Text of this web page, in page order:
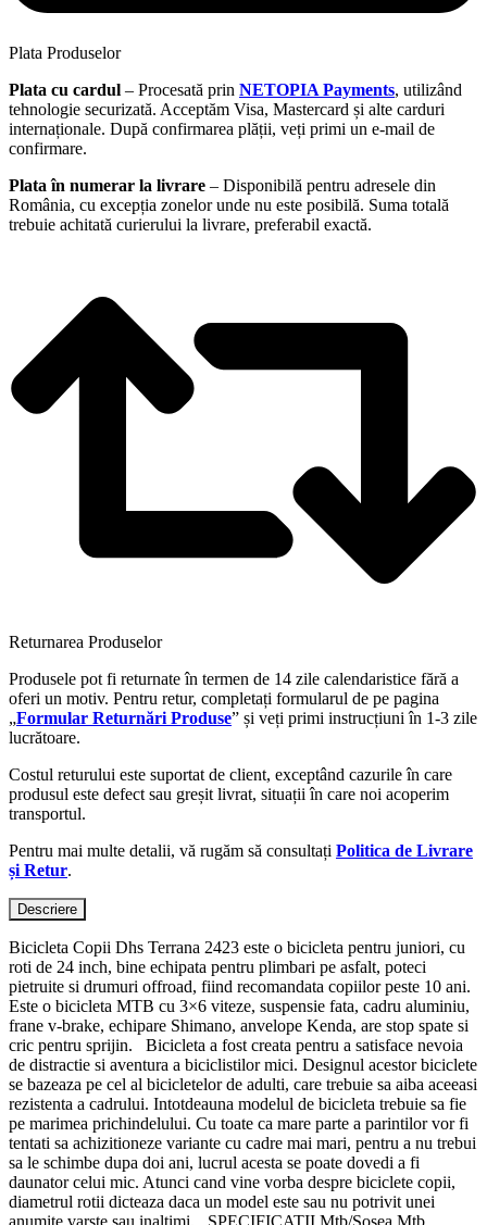
Plata Produselor
Plata cu cardul – Procesată prin NETOPIA Payments, utilizând
tehnologie securizată. Acceptăm Visa, Mastercard și alte carduri
internaționale. După confirmarea plății, veți primi un e-mail de
confirmare.
Plata în numerar la livrare – Disponibilă pentru adresele din
România, cu excepția zonelor unde nu este posibilă. Suma totală
trebuie achitată curierului la livrare, preferabil exactă.
Returnarea Produselor
Produsele pot fi returnate în termen de 14 zile calendaristice fără a
oferi un motiv. Pentru retur, completați formularul de pe pagina
„Formular Returnări Produse” și veți primi instrucțiuni în 1-3 zile
lucrătoare.
Costul returului este suportat de client, exceptând cazurile în care
produsul este defect sau greșit livrat, situații în care noi acoperim
transportul.
Pentru mai multe detalii, vă rugăm să consultați Politica de Livrare
și Retur.
Descriere
Bicicleta Copii Dhs Terrana 2423 este o bicicleta pentru juniori, cu
roti de 24 inch, bine echipata pentru plimbari pe asfalt, poteci
pietruite si drumuri offroad, fiind recomandata copiilor peste 10 ani.
Este o bicicleta MTB cu 3×6 viteze, suspensie fata, cadru aluminiu,
frane v-brake, echipare Shimano, anvelope Kenda, are stop spate si
cric pentru sprijin. Bicicleta a fost creata pentru a satisface nevoia
de distractie si aventura a biciclistilor mici. Designul acestor biciclete
se bazeaza pe cel al bicicletelor de adulti, care trebuie sa aiba aceeasi
rezistenta a cadrului. Intotdeauna modelul de bicicleta trebuie sa fie
pe marimea prichindelului. Cu toate ca mare parte a parintilor vor fi
tentati sa achizitioneze variante cu cadre mai mari, pentru a nu trebui
sa le schimbe dupa doi ani, lucrul acesta se poate dovedi a fi
daunator celui mic. Atunci cand vine vorba despre biciclete copii,
diametrul rotii dicteaza daca un model este sau nu potrivit unei
anumite varste sau inaltimi. SPECIFICATII Mtb/Sosea Mtb